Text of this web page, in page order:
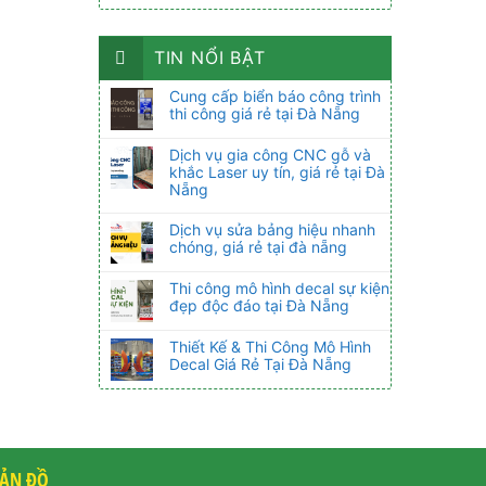
TIN NỔI BẬT
Cung cấp biển báo công trình
thi công giá rẻ tại Đà Nẵng
Dịch vụ gia công CNC gỗ và
khắc Laser uy tín, giá rẻ tại Đà
Nẵng
Dịch vụ sửa bảng hiệu nhanh
chóng, giá rẻ tại đà nẵng
Thi công mô hình decal sự kiện
đẹp độc đáo tại Đà Nẵng
Thiết Kế & Thi Công Mô Hình
Decal Giá Rẻ Tại Đà Nẵng
ĐỒ